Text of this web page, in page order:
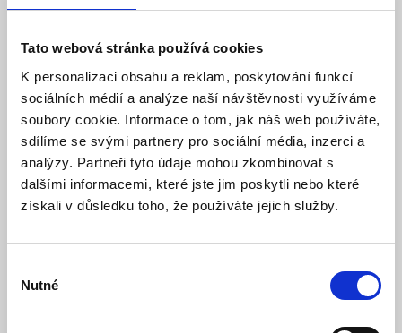
Tato webová stránka používá cookies
K personalizaci obsahu a reklam, poskytování funkcí
sociálních médií a analýze naší návštěvnosti využíváme
soubory cookie. Informace o tom, jak náš web používáte,
sdílíme se svými partnery pro sociální média, inzerci a
analýzy. Partneři tyto údaje mohou zkombinovat s
dalšími informacemi, které jste jim poskytli nebo které
získali v důsledku toho, že používáte jejich služby.
souhlasu
Nutné
Doporučená koncová cena s DPH:
Vaše cena bez DPH:
205,86 Kč
Vaše cena včetně DPH:
249 Kč
Dostupnost:
Skladem
Množství
Do košíku